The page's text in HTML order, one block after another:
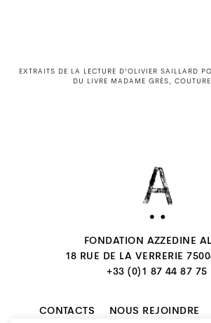
EXTRAITS DE LA LECTURE D'OLIVIER SAILLARD
DU LIVRE MADAME GRÈS,
FONDATION AZZEDINE
18 RUE DE LA VERRERIE
+33 (0)1 87 44 87 75
CONTACTS NOUS REJOINDRE